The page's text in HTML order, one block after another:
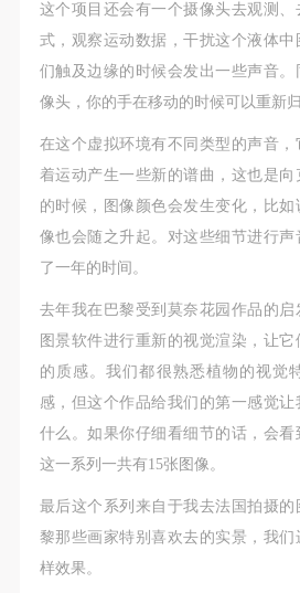
这个项目还会有一个摄像头去观测
式，观察运动数据，干扰这个液体
们触及边缘的时候会发出一些声音
像头，你的手在移动的时候可以重新
在这个虚拟环境有不同类型的声音
着运动产生一些新的谱曲，这也是
的时候，图像颜色会发生变化，比
像也会随之升起。对这些细节进行声
了一年的时间。
去年我在巴黎受到莫奈花园作品的
图景软件进行重新的视觉渲染，让
的质感。我们都很熟悉植物的视觉
感，但这个作品给我们的第一感觉
什么。如果你仔细看细节的话，会看
这一系列一共有15张图像。
最后这个系列来自于我去法国拍摄的
黎那些画家特别喜欢去的实景，我
样效果。